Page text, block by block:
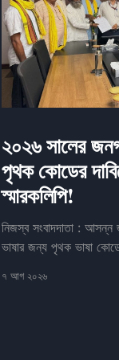
২০২৬ সালের
পৃথক কোডের
স্মারকলিপি!
নিজস্ব সংবাদদাতা :
ভাষার জন্য পৃথক ভাষা
৭ আগ ২০২৬